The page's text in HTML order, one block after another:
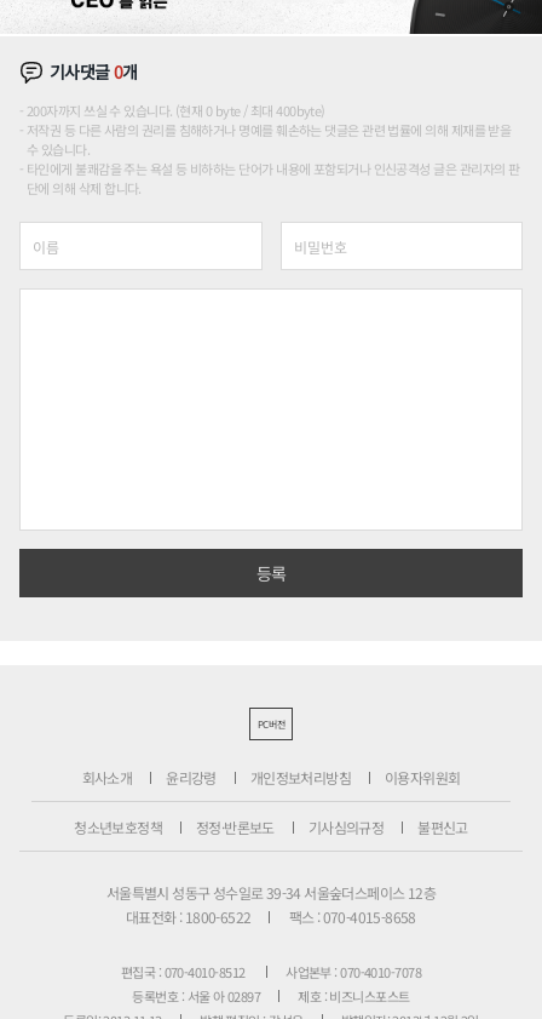
기사댓글0개
200자까지 쓰실 수 있습니다. (현재 0 byte / 최대 400byte)
저작권 등 다른 사람의 권리를 침해하거나 명예를 훼손하는 댓글은 관련 법률에 의해 제재를 받을
수 있습니다.
타인에게 불쾌감을 주는 욕설 등 비하하는 단어가 내용에 포함되거나 인신공격성 글은 관리자의 판
단에 의해 삭제 합니다.
PC버전
회사소개 윤리강령 개인정보처리방침 이용자위원회
청소년보호정책 정정·반론보도 기사심의규정 불편신고
서울특별시 성동구 성수일로 39-34 서울숲더스페이스 12층
대표전화 : 1800-6522
팩스 : 070-4015-8658
편집국 : 070-4010-8512
사업본부 : 070-4010-7078
등록번호 : 서울 아 02897
제호 : 비즈니스포스트